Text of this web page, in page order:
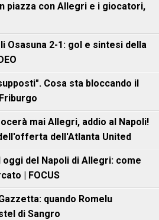
piazza con Allegri e i giocatori,
Osasuna 2-1: gol e sintesi della
Cosa sta bloccando il
mai Allegri, addio al Napoli!
dell'Atlanta United
oggi del Napoli di Allegri: come
| FOCUS
quando Romelu
di Sangro